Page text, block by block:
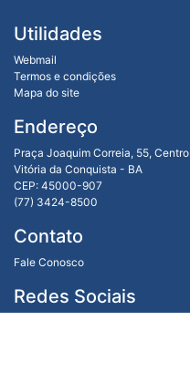
Utilidades
Webmail
Termos e condições
Mapa do site
Endereço
Praça Joaquim Correia, 55, Centro
Vitória da Conquista - BA
CEP: 45000-907
(77) 3424-8500
Contato
Fale Conosco
Redes Sociais